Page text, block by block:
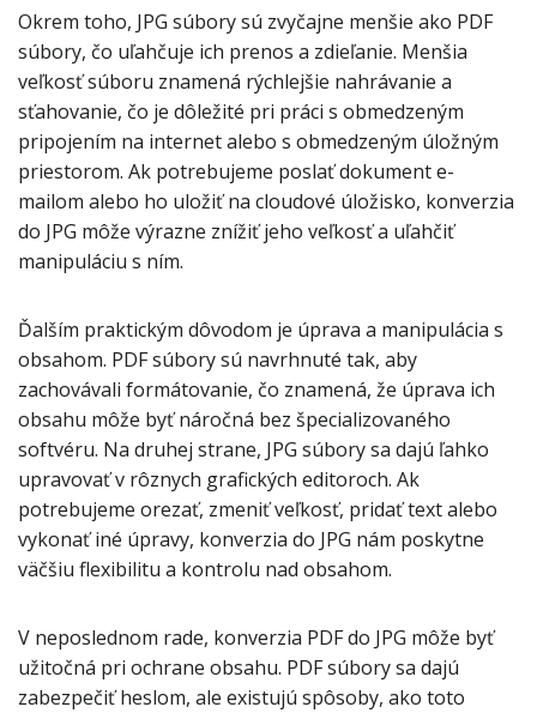
Okrem toho, JPG súbory sú zvyčajne menšie ako PDF
súbory, čo uľahčuje ich prenos a zdieľanie. Menšia
veľkosť súboru znamená rýchlejšie nahrávanie a
sťahovanie, čo je dôležité pri práci s obmedzeným
pripojením na internet alebo s obmedzeným úložným
priestorom. Ak potrebujeme poslať dokument e-
mailom alebo ho uložiť na cloudové úložisko, konverzia
do JPG môže výrazne znížiť jeho veľkosť a uľahčiť
manipuláciu s ním.
Ďalším praktickým dôvodom je úprava a manipulácia s
obsahom. PDF súbory sú navrhnuté tak, aby
zachovávali formátovanie, čo znamená, že úprava ich
obsahu môže byť náročná bez špecializovaného
softvéru. Na druhej strane, JPG súbory sa dajú ľahko
upravovať v rôznych grafických editoroch. Ak
potrebujeme orezať, zmeniť veľkosť, pridať text alebo
vykonať iné úpravy, konverzia do JPG nám poskytne
väčšiu flexibilitu a kontrolu nad obsahom.
V neposlednom rade, konverzia PDF do JPG môže byť
užitočná pri ochrane obsahu. PDF súbory sa dajú
zabezpečiť heslom, ale existujú spôsoby, ako toto